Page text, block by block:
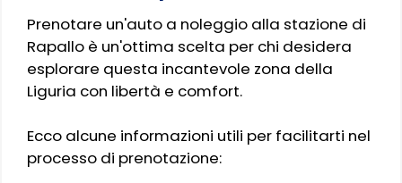
Prenotare un'auto a noleggio alla stazione di
Rapallo è un'ottima scelta per chi desidera
esplorare questa incantevole zona della
Liguria con libertà e comfort.
Ecco alcune informazioni utili per facilitarti nel
processo di prenotazione: